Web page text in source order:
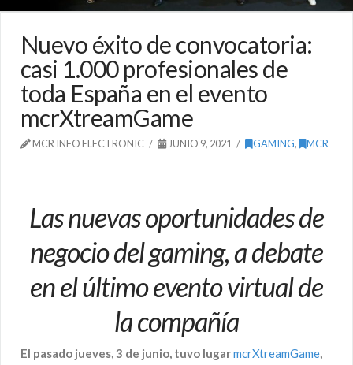
Nuevo éxito de convocatoria:
casi 1.000 profesionales de
toda España en el evento
mcrXtreamGame
MCR INFO ELECTRONIC JUNIO 9, 2021 GAMING, MCR
Las nuevas oportunidades de
negocio del gaming, a debate
en el último evento virtual de
la compañía
El pasado jueves, 3 de junio, tuvo lugarmcrXtreamGame,